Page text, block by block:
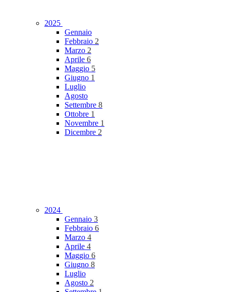
2025
Gennaio
Febbraio 2
Marzo 2
Aprile 6
Maggio 5
Giugno 1
Luglio
Agosto
Settembre 8
Ottobre 1
Novembre 1
Dicembre 2
2024
Gennaio 3
Febbraio 6
Marzo 4
Aprile 4
Maggio 6
Giugno 8
Luglio
Agosto 2